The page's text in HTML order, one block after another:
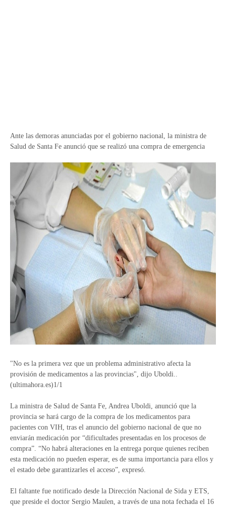
Ante las demoras anunciadas por el gobierno nacional, la ministra de
Salud de Santa Fe anunció que se realizó una compra de emergencia
"No es la primera vez que un problema administrativo afecta la
provisión de medicamentos a las provincias", dijo Uboldi..
(ultimahora.es)1/1
La ministra de Salud de Santa Fe, Andrea Uboldi, anunció que la
provincia se hará cargo de la compra de los medicamentos para
pacientes con VIH, tras el anuncio del gobierno nacional de que no
enviarán medicación por “dificultades presentadas en los procesos de
compra”. “No habrá alteraciones en la entrega porque quienes reciben
esta medicación no pueden esperar, es de suma importancia para ellos y
el estado debe garantizarles el acceso”, expresó.
El faltante fue notificado desde la Dirección Nacional de Sida y ETS,
que preside el doctor Sergio Maulen, a través de una nota fechada el 16